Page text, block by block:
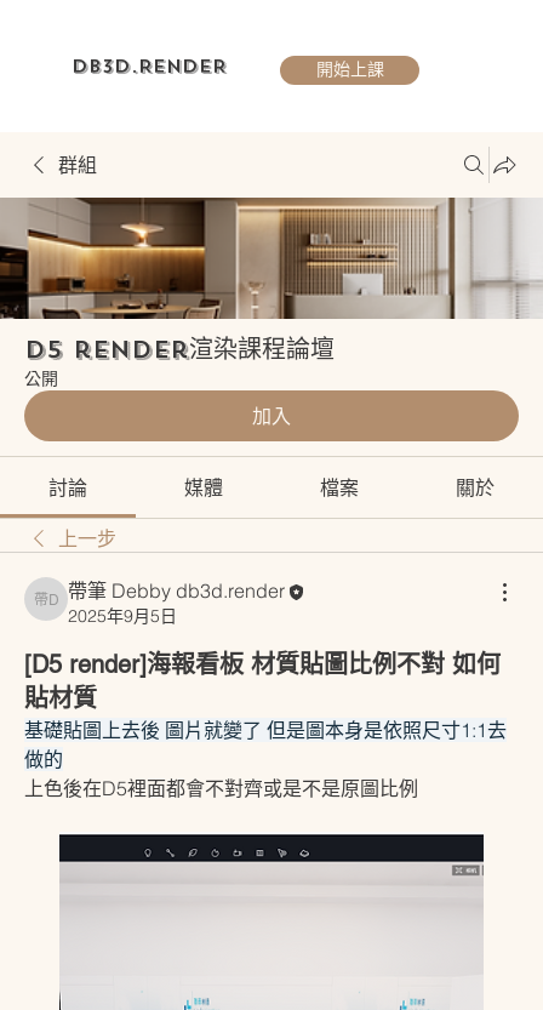
DB3D.RENDER 開始上課
群組
D5 render渲染課程論壇
公開
加入
討論 媒體 檔案 關於
上一步
帶筆 Debby db3d.render
帶筆 Debby db3d.render
2025年9月5日
[D5 render]海報看板 材質貼圖比例不對 如何
貼材質
基礎貼圖上去後 圖片就變了 但是圖本身是依照尺寸1:1去
做的
上色後在D5裡面都會不對齊或是不是原圖比例